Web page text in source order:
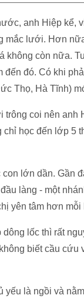
anh Hiệp kể,
mắc lưới. Hơn
không còn nữa.
đó. Có khi
Thọ, Hà Tĩnh)
coi nên anh
chỉ học đến lớp 5
lớn dần. Gần
làng - một
yên tâm hơn mỗi
lốc thì rất
biết cầu cứu
là ngồi và